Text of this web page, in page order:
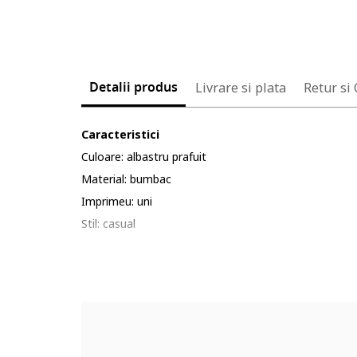
Detalii produs Livrare si plata Retur si
Caracteristici
Culoare: albastru prafuit
Material: bumbac
Imprimeu: uni
Stil: casual